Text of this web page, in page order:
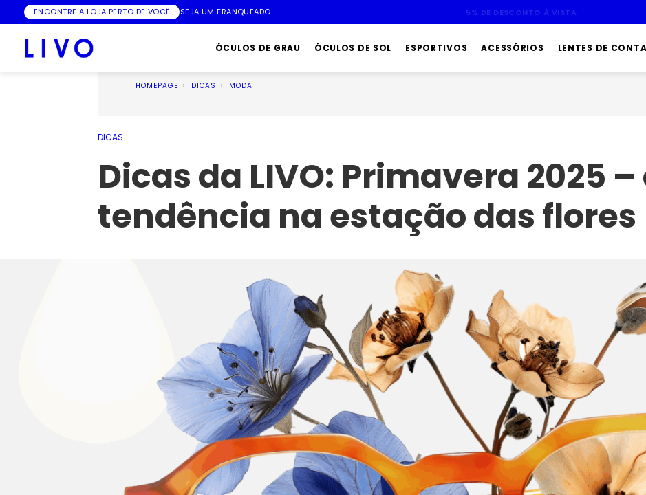
ENCONTRE A LOJA PERTO DE VOCÊ SEJA UM FRANQUEADO ATÉ 10X SEM JUROS
ÓCULOS DE GRAU ÓCULOS DE SOL ESPORTIVOS ACESSÓRIOS LENTES DE
HOMEPAGE DICAS MODA
DICAS
Dicas da LIVO: Primavera 2025
tendência na estação das flores